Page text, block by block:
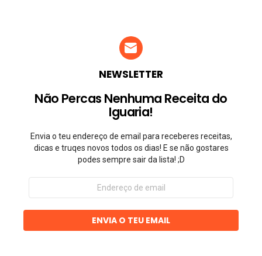
NEWSLETTER
Não Percas Nenhuma Receita do
Iguaria!
Envia o teu endereço de email para receberes receitas,
dicas e truqes novos todos os dias! E se não gostares
podes sempre sair da lista! ;D
Endereço
email
ENVIA O TEU EMAIL